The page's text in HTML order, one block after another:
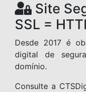
Site
SSL =
Desde 2017 é
digital de
domínio.
Consulte a